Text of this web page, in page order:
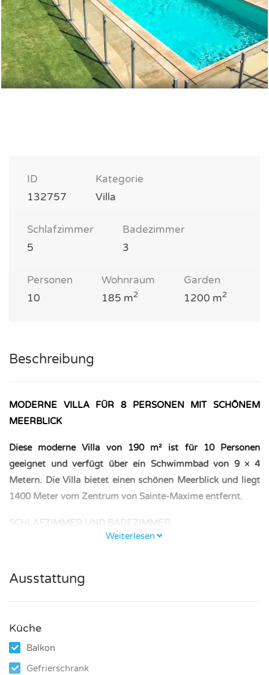
ID
132757
Kategorie
Villa
Schlafzimmer
5
Badezimmer
3
Personen
10
Wohnraum
185 m2
Garden
1200 m2
Beschreibung
MODERNE VILLA FÜR 8 PERSONEN MIT SCHÖNEM
MEERBLICK
Diese moderne Villa von 190 m² ist für 10 Personen
geeignet und verfügt über ein Schwimmbad von 9 × 4
Metern. Die Villa bietet einen schönen Meerblick und liegt
1400 Meter vom Zentrum von Sainte-Maxime entfernt.
SCHLAFZIMMER UND BADEZIMMER
Badezimmer mit Dusche und WC.
200 cm); Badezimmer mit Badewanne; separates WC.
– Gartengeschoss: ein Schlafzimmer mit Doppelbett (140 ×
190 cm); ein Schlafzimmer mit Doppelbett (160 × 200 cm);
Weiterlesen
Ausstattung
Küche
Balkon
Gefrierschrank